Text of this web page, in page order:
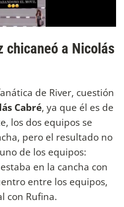
chicaneó a Nicolás
de River, cuestión
Cabré, ya que él es de
los dos equipos se
pero el resultado no
de los equipos:
en la cancha con
entre los equipos,
con Rufina.